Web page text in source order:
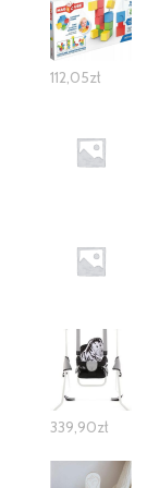
112,05zł
339,90zł